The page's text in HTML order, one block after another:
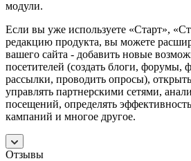
модули.
Если вы уже используете «Старт»,
редакцию продукта, вы можете
вашего сайта - добавить новые
посетителей (создать блоги, форумы,
рассылки, проводить опросы),
управлять партнерскими сетями,
посещений, определять
кампаний и многое другое.
Отзывы